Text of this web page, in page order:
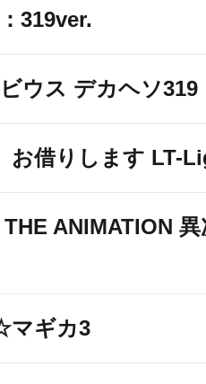
319ver.
ウス デカヘソ319
お借りします LT-
ANIMATION
マギカ3